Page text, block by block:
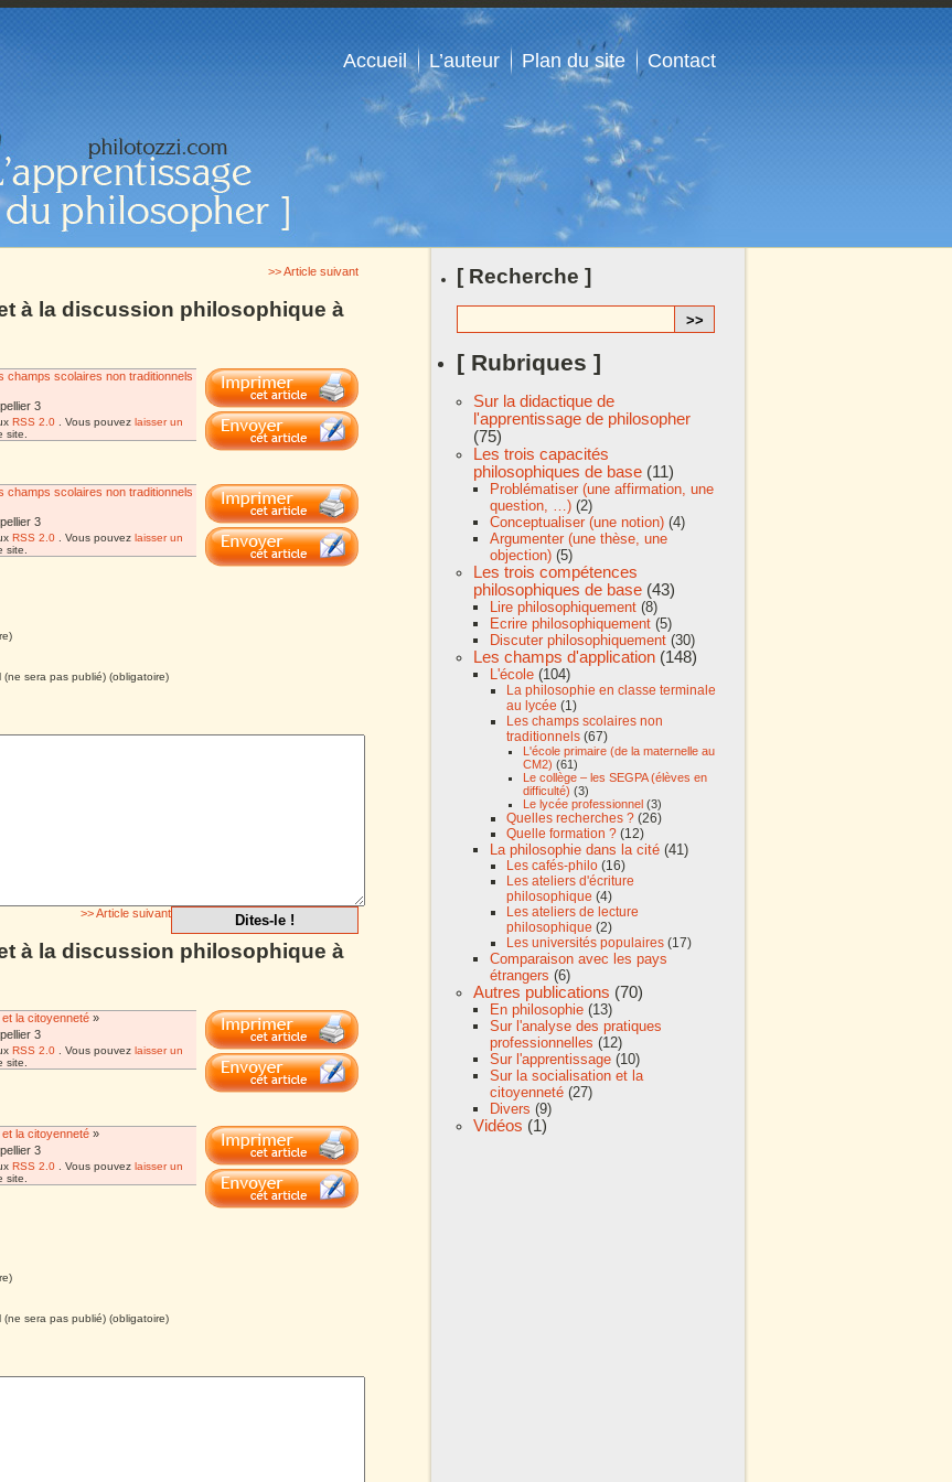
>> Article suivant
à la discussion philosophique à
champs scolaires non traditionnels
3
RSS 2.0 . Vous pouvez laisser un
site.
champs scolaires non traditionnels
3
RSS 2.0 . Vous pouvez laisser un
site.
(ne sera pas publié) (obligatoire)
>> Article suivant
à la discussion philosophique à
la citoyenneté »
3
RSS 2.0 . Vous pouvez laisser un
site.
la citoyenneté »
3
RSS 2.0 . Vous pouvez laisser un
site.
(ne sera pas publié) (obligatoire)
[ Recherche ]
Accueil L’auteur Plan du site Contact
[ Rubriques ]
Sur la didactique de
l'apprentissage de philosopher
(75)
Les trois capacités
philosophiques de base (11)
Problématiser (une affirmation, une
question, …) (2)
Conceptualiser (une notion) (4)
Argumenter (une thèse, une
objection) (5)
Les trois compétences
philosophiques de base (43)
Lire philosophiquement (8)
Ecrire philosophiquement (5)
Discuter philosophiquement (30)
Les champs d'application (148)
L'école (104)
La philosophie en classe terminale
au lycée (1)
Les champs scolaires non
traditionnels (67)
L'école primaire (de la maternelle au
CM2) (61)
Le collège – les SEGPA (élèves en
difficulté) (3)
Le lycée professionnel (3)
Quelles recherches ? (26)
Quelle formation ? (12)
La philosophie dans la cité (41)
Les cafés-philo (16)
Les ateliers d'écriture
philosophique (4)
Les ateliers de lecture
philosophique (2)
Les universités populaires (17)
Comparaison avec les pays
étrangers (6)
Autres publications (70)
En philosophie (13)
Sur l'analyse des pratiques
professionnelles (12)
Sur l'apprentissage (10)
Sur la socialisation et la
citoyenneté (27)
Divers (9)
Vidéos (1)